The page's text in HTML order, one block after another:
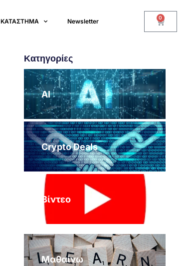
ΚΑΤΑΣΤΗΜΑ Newsletter 0
Κατηγορίες
AI
Crypto Deals
Βίντεο
Μαθαίνω